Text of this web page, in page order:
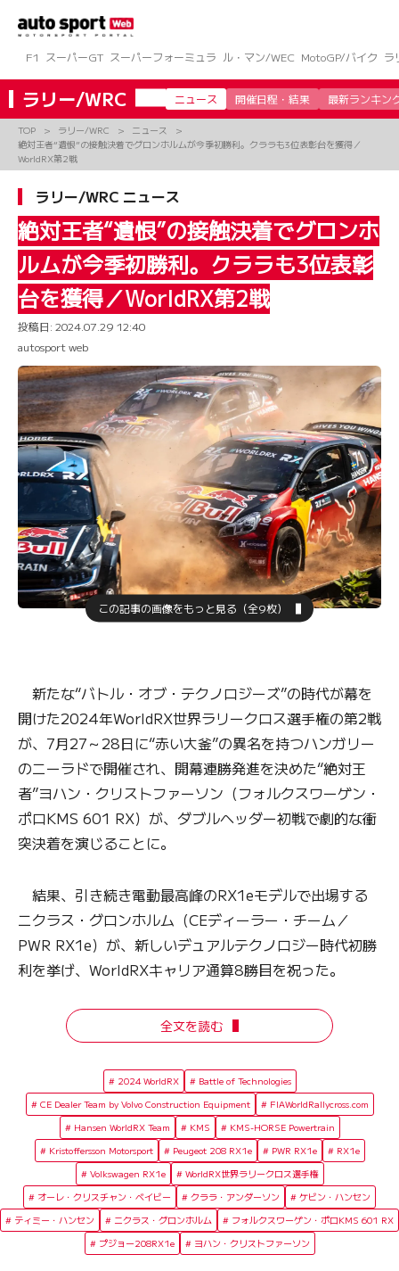
ツ
へ
ス
キ
F1 スーパーGT スーパーフォーミュラ ル・マン/WEC MotoGP/バイク ラ
ラリー/WRC ニュース 開催日程・結果 最新ランキン
TOP ラリー/WRC
ニュース
絶対王者“遺恨”の接触決着でグロンホルムが今季初勝利。クララも3位表彰台を獲得／
WorldRX第2戦
ラリー/WRC ニュース
絶対王者“遺恨”の接触決着でグロンホ
ルムが今季初勝利。クララも3位表彰
台を獲得／WorldRX第2戦
投稿日: 2024.07.29 12:40
autosport web
この記事の画像をもっと見る（全9枚）
新たな“バトル・オブ・テクノロジーズ”の時代が幕を
開けた2024年WorldRX世界ラリークロス選手権の第2戦
が、7月27～28日に“赤い大釜”の異名を持つハンガリー
のニーラドで開催され、開幕連勝発進を決めた“絶対王
者”ヨハン・クリストファーソン（フォルクスワーゲン・
ポロKMS 601 RX）が、ダブルヘッダー初戦で劇的な衝
突決着を演じることに。
結果、引き続き電動最高峰のRX1eモデルで出場する
ニクラス・グロンホルム（CEディーラー・チーム／
PWR RX1e）が、新しいデュアルテクノロジー時代初勝
利を挙げ、WorldRXキャリア通算8勝目を祝った。
全文を読む
2024 WorldRX
Battle of Technologies
CE Dealer Team by Volvo Construction Equipment
FIAWorldRallycross.com
Hansen WorldRX Team
KMS
KMS-HORSE Powertrain
Kristoffersson Motorsport
Peugeot 208 RX1e PWR RX1e
RX1e
Volkswagen RX1e
WorldRX世界ラリークロス選手権
オーレ・クリスチャン・ベイビー
クララ・アンダーソン
ケビン・ハンセン
ティミー・ハンセン
ニクラス・グロンホルム
フォルクスワーゲン・ポロKMS 601 RX
プジョー208RX1e
ヨハン・クリストファーソン